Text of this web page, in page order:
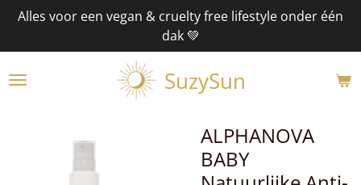
Ga
naar
de
SuzySun
Alles voor een vegan & cruelty free lifestyle onder één
dak 💚
ALPHANOVA
BABY